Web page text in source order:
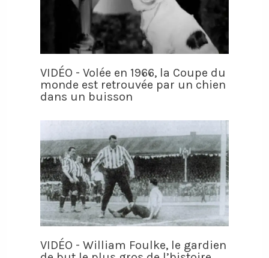
VIDÉO - Volée en 1966, la Coupe du
monde est retrouvée par un chien
dans un buisson
VIDÉO - William Foulke, le gardien